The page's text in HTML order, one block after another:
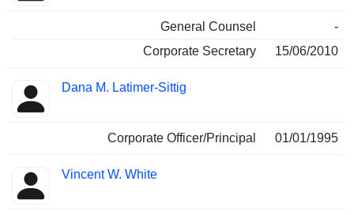
General Counsel
-
Corporate Secretary
15/06/2010
Dana M. Latimer-Sittig
Corporate Officer/Principal 01/01/1995
Vincent W. White